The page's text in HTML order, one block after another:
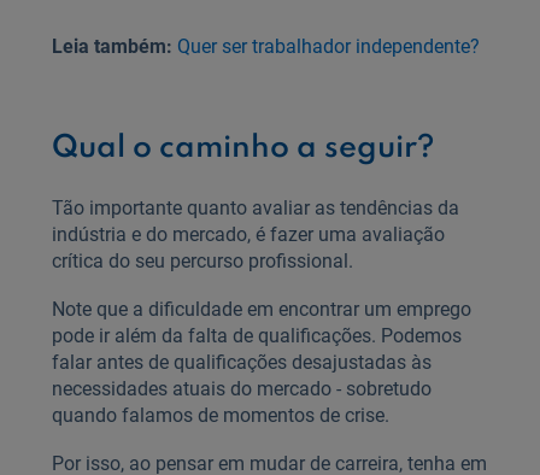
Leia também: Quer ser trabalhador independente?
Qual o caminho a seguir?
Tão importante quanto avaliar as tendências da
indústria e do mercado, é fazer uma avaliação
crítica do seu percurso profissional.
Note que a dificuldade em encontrar um emprego
pode ir além da falta de qualificações. Podemos
falar antes de qualificações desajustadas às
necessidades atuais do mercado - sobretudo
quando falamos de momentos de crise.
Por isso, ao pensar em mudar de carreira, tenha em